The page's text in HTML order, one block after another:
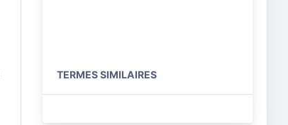
TERMES SIMILAIRES